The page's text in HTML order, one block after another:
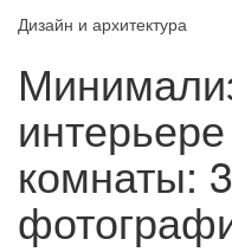
Дизайн и архитектура
комнаты: